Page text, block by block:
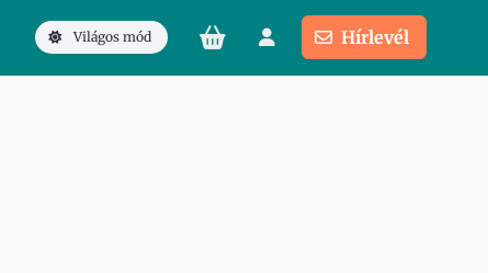
Világos mód Hírlevél